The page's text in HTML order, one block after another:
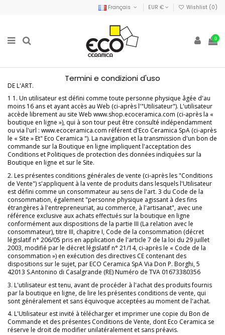
Français EUR € Wishlist (0)
0
Termini e condizioni d'uso
DE L'ART.
1 1. Un utilisateur est défini comme toute personne physique âgée d'au
moins 16 ans et ayant accès au Web (ci-après l'"Utilisateur"). L'utilisateur
accède librement au site Web www.shop.ecoceramica.com (ci-après la «
boutique en ligne »), qui à son tour peut être consulté indépendamment
ou via l'url : www.ecoceramica.com référent d'Eco Ceramica SpA (ci-après
le « Site » Et" Eco Ceramica "). La navigation et la transmission d'un bon de
commande sur la Boutique en ligne impliquent l'acceptation des
Conditions et Politiques de protection des données indiquées sur la
Boutique en ligne et sur le Site.
2. Les présentes conditions générales de vente (ci-après les "Conditions
de Vente") s'appliquent à la vente de produits dans lesquels l'Utilisateur
est défini comme un consommateur au sens de l'art. 3 du Code de la
consommation, également "personne physique agissant à des fins
étrangères à l'entrepreneuriat, au commerce, à l'artisanat", avec une
référence exclusive aux achats effectués sur la boutique en ligne
conformément aux dispositions de la partie III (La relation avec le
consommateur), titre III, chapitre I, Code de la consommation (décret
législatif n° 206/05 pris en application de l'article 7 de la loi du 29 juillet
2003, modifié par le décret législatif n° 21/14, ci-après le « Code de la
consommation ») en exécution des directives CE contenant des
dispositions sur le sujet, par ECO Ceramica SpA Via Don P. Borghi, 5
42013 S.Antonino di Casalgrande (RE) Numéro de TVA 01673380356
3. L'utilisateur est tenu, avant de procéder à l'achat des produits fournis
par la boutique en ligne, de lire les présentes conditions de vente, qui
sont généralement et sans équivoque acceptées au moment de l'achat.
4. L'Utilisateur est invité à télécharger et imprimer une copie du Bon de
Commande et des présentes Conditions de Vente, dont Eco Ceramica se
réserve le droit de modifier unilatéralement et sans préavis.